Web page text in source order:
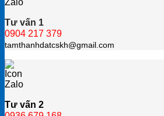
Tư vấn 1
0904 217 379
tamthanhdatcskh@gmail.com
Tư vấn 2